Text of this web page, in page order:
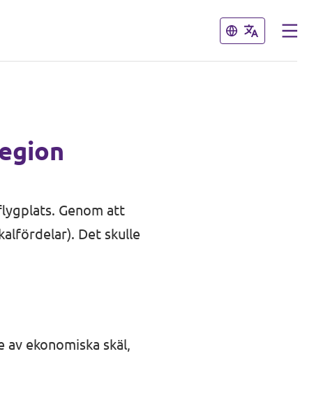
Stäng
Stäng
Genom att
Det skulle
ekonomiska skäl,